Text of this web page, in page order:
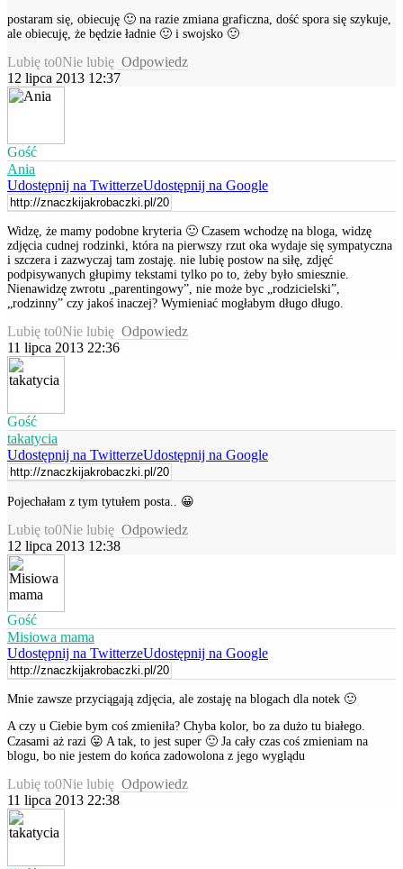
postaram się, obiecuję 🙂 na razie zmiana graficzna, dość spora się szykuje,
ale obiecuję, że będzie ładnie 🙂 i swojsko 🙂
Lubię to0Nie lubię Odpowiedz
12 lipca 2013 12:37
Gość
Ania
Udostępnij na TwitterzeUdostępnij na Google
Widzę, że mamy podobne kryteria 🙂 Czasem wchodzę na bloga, widzę
zdjęcia cudnej rodzinki, która na pierwszy rzut oka wydaje się sympatyczna
i szczera i zazwyczaj tam zostaję. nie lubię postow na siłę, zdjęć
podpisywanych głupimy tekstami tylko po to, żeby było smiesznie.
Nienawidzę zwrotu „parentingowy”, nie może byc „rodzicielski”,
„rodzinny” czy jakoś inaczej? Wymieniać mogłabym długo długo.
Lubię to0Nie lubię Odpowiedz
11 lipca 2013 22:36
Gość
takatycia
Udostępnij na TwitterzeUdostępnij na Google
Pojechałam z tym tytułem posta.. 😀
Lubię to0Nie lubię Odpowiedz
12 lipca 2013 12:38
Gość
Misiowa mama
Udostępnij na TwitterzeUdostępnij na Google
Mnie zawsze przyciągają zdjęcia, ale zostaję na blogach dla notek 🙂
A czy u Ciebie bym coś zmieniła? Chyba kolor, bo za dużo tu białego.
Czasami aż razi 😛 A tak, to jest super 🙂 Ja cały czas coś zmieniam na
blogu, bo nie jestem do końca zadowolona z jego wyglądu
Lubię to0Nie lubię Odpowiedz
11 lipca 2013 22:38